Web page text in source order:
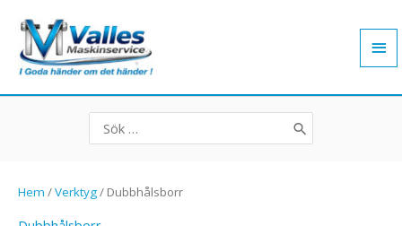
innehåll
Search
for:
Hem /Verktyg/ Dubbhålsborr